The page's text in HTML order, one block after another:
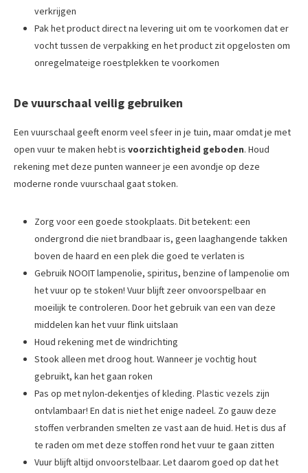
verkrijgen
Pak het product direct na levering uit om te voorkomen dat er
vocht tussen de verpakking en het product zit opgelosten om
onregelmateige roestplekken te voorkomen
De vuurschaal veilig gebruiken
Een vuurschaal geeft enorm veel sfeer in je tuin, maar omdat je met
open vuur te maken hebt is voorzichtigheid geboden. Houd
rekening met deze punten wanneer je een avondje op deze
moderne ronde vuurschaal gaat stoken.
Zorg voor een goede stookplaats. Dit betekent: een
ondergrond die niet brandbaar is, geen laaghangende takken
boven de haard en een plek die goed te verlaten is
Gebruik NOOIT lampenolie, spiritus, benzine of lampenolie om
het vuur op te stoken! Vuur blijft zeer onvoorspelbaar en
moeilijk te controleren. Door het gebruik van een van deze
middelen kan het vuur flink uitslaan
Houd rekening met de windrichting
Stook alleen met droog hout. Wanneer je vochtig hout
gebruikt, kan het gaan roken
Pas op met nylon-dekentjes of kleding. Plastic vezels zijn
ontvlambaar! En dat is niet het enige nadeel. Zo gauw deze
stoffen verbranden smelten ze vast aan de huid. Het is dus af
te raden om met deze stoffen rond het vuur te gaan zitten
Vuur blijft altijd onvoorstelbaar. Let daarom goed op dat het